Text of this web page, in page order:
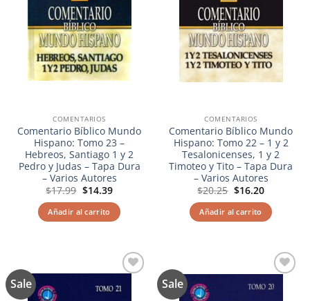
COMENTARIOS
Comentario Bíblico Mundo
Hispano: Tomo 23 –
Hebreos, Santiago 1 y 2
Pedro y Judas – Tapa Dura
– Varios Autores
$17.99 El
original
era:
$17.99.
$14.39El
actual
es:
$14.39.
Añadir al carrito
COMENTARIOS
Comentario Bíblico Mundo
Hispano: Tomo 22 – 1 y 2
Tesalonicenses, 1 y 2
Timoteo y Tito – Tapa Dura
– Varios Autores
$20.25 El
original
era:
$20.25.
$16.20El
actual
es:
$16.20.
Añadir al carrito
Sale
Añadir
a la
Sale
Añadir
a la